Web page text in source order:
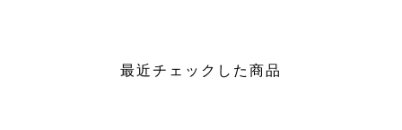
最近チェックした商品